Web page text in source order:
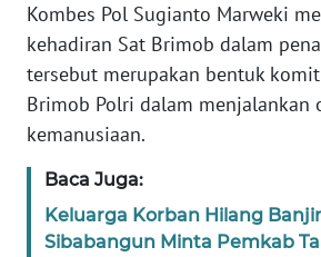
Kombes Pol Sugianto Marweki
kehadiran Sat Brimob dalam
tersebut merupakan bentuk
Brimob Polri dalam menjalankan
kemanusiaan.
Baca Juga:
Keluarga Korban Hilang
Sibabangun Minta Pemkab
WN
PAPUA
WN
BARAT
WN
RIAU